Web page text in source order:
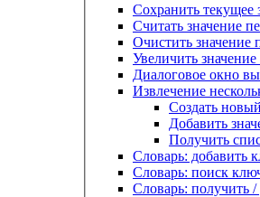
Сохранить текущее
Считать значение
Очистить значение
Увеличить значение
Диалоговое окно
Извлечение
Создать
Добавить
Получить
Словарь: добавить
Словарь: поиск
Словарь: получить